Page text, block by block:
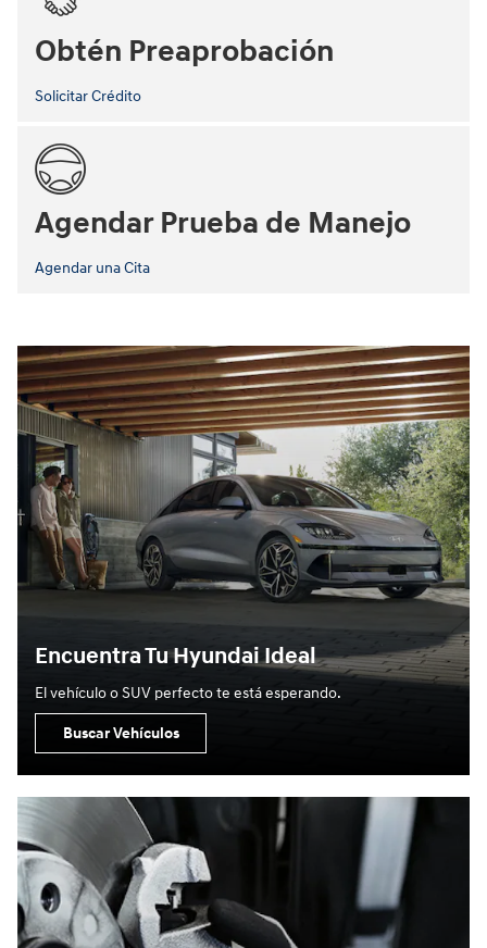
Obtén Preaprobación
Solicitar Crédito
Agendar Prueba de Manejo
Agendar una Cita
Encuentra Tu Hyundai Ideal
El vehículo o SUV perfecto te está esperando.
Buscar Vehículos